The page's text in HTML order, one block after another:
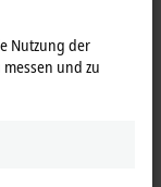
Kombi
Eingänge und
Nutzung der
und zu